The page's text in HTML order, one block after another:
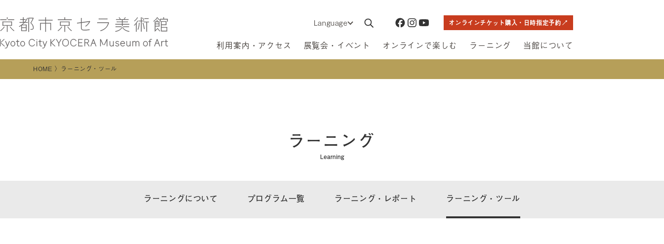
Language オンラインチケット購入・日時指定予約
利用案内・アクセス 展覧会・イベント オンラインで楽しむ ラーニング 当館について
HOME ラーニング・ツール
ラーニング
Learning
ラーニングについて プログラム一覧 ラーニング・レポート ラーニング・ツール